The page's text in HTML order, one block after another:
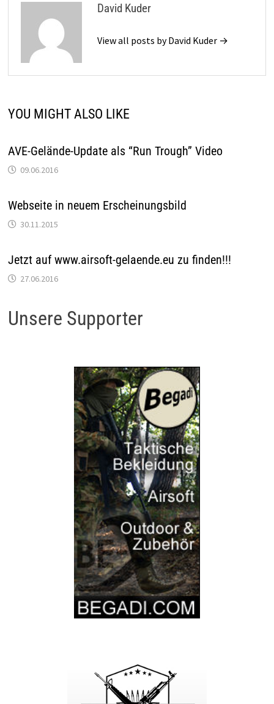
David Kuder
View all posts by David Kuder →
YOU MIGHT ALSO LIKE
AVE-Gelände-Update als “Run Trough” Video
09.06.2016
Webseite in neuem Erscheinungsbild
30.11.2015
Jetzt auf www.airsoft-gelaende.eu zu finden!!!
27.06.2016
Unsere Supporter